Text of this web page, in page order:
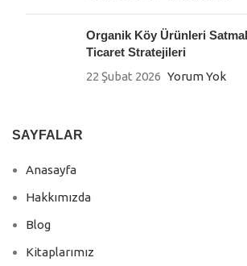
Organik Köy Ürünleri
Ticaret Stratejileri
22 Şubat 2026 Yorum Yok
SAYFALAR
Anasayfa
Hakkımızda
Blog
Kitaplarımız